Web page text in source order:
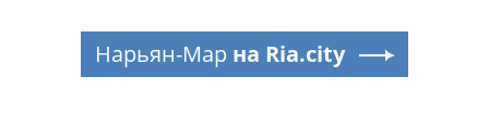
Нарьян-Мар на Ria.city